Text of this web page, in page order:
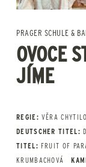
PRAGER SCHULE &
OVOCE
JÍME
REGIE: VĚRA
DEUTSCHER TITEL:
TITEL: FRUIT OF
KRUMBACHOVÁ